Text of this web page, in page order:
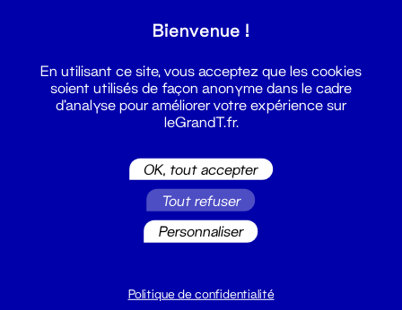
Du lundi au vendredi 14h → 18h
Bienvenue !
En utilisant ce site, vous acceptez que les cookies
soient utilisés de façon anonyme dans le cadre
d'analyse pour améliorer votre expérience sur
leGrandT.fr.
OK, tout accepter
Tout refuser
Personnaliser
Politique de confidentialité